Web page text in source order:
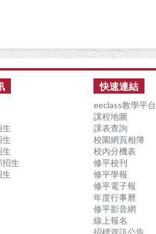
生
生
生
招生
生
快速連結
eeclass教學平台
課程地圖
課表查詢
校園網頁相簿
校內分機表
修平校刊
修平學報
修平電子報
年度行事曆
修平影音網
線上報名